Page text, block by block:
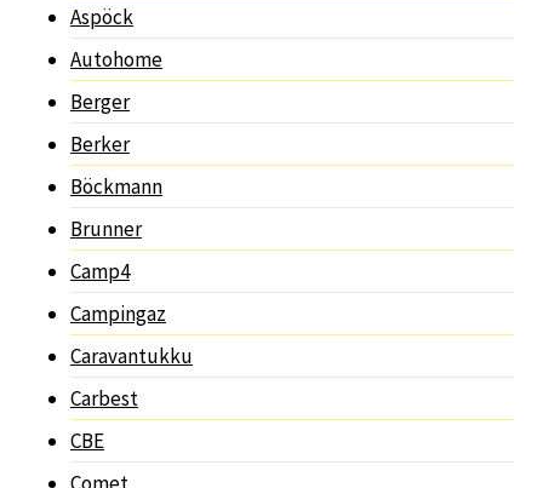
Aspöck
Autohome
Berger
Berker
Böckmann
Brunner
Camp4
Campingaz
Caravantukku
Carbest
CBE